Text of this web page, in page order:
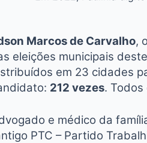
Marcos de Carvalho, o
eleições municipais
em 23 cidades
212 vezes.
e médico da
PTC – Partido